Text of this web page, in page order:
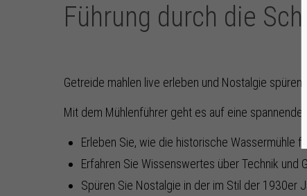
Führung durch die
Getreide mahlen live erleben und Nostalgie spüren.
Mit dem Mühlenführer geht es auf eine spannende
Erleben Sie, wie die historische Wassermühle
Erfahren Sie Wissenswertes über Technik und
Spüren Sie Nostalgie in der im Stil der 1930er